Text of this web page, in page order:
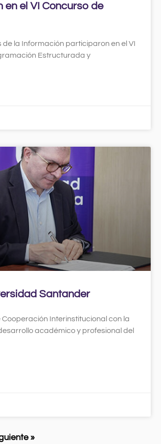
el VI Concurso de
la Información participaron en el VI
Estructurada y
Santander
Interinstitucional con la
académico y profesional del
»